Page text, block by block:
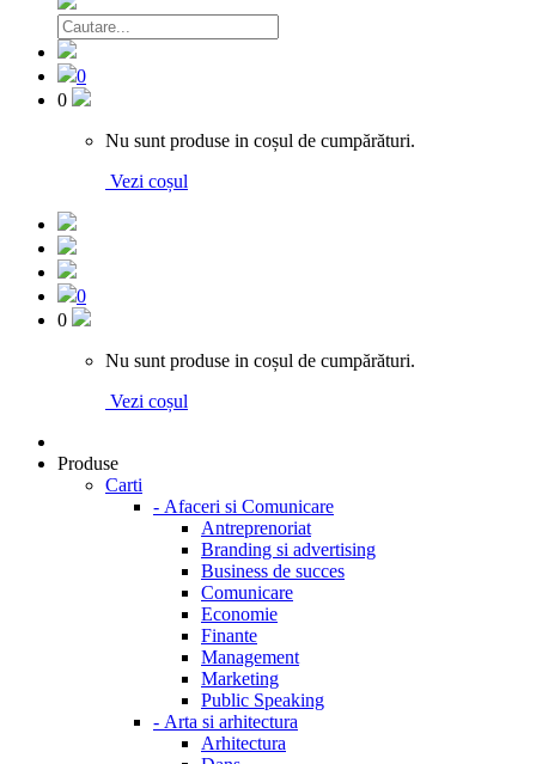
0
0
Nu sunt produse in coșul de cumpărături.
Vezi coșul
0
0
Nu sunt produse in coșul de cumpărături.
Vezi coșul
Produse
Carti
- Afaceri si Comunicare
Antreprenoriat
Branding si advertising
Business de succes
Comunicare
Economie
Finante
Management
Marketing
Public Speaking
- Arta si arhitectura
Arhitectura